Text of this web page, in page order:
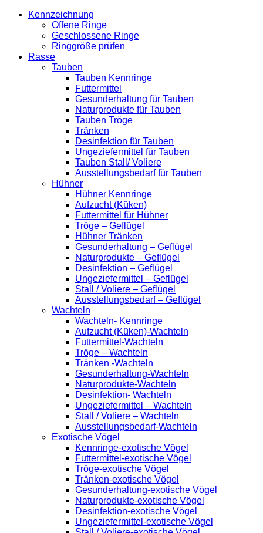
Kennzeichnung
Offene Ringe
Geschlossene Ringe
Ringgröße prüfen
Rasse
Tauben
Tauben Kennringe
Futtermittel
Gesunderhaltung für Tauben
Naturprodukte für Tauben
Tauben Tröge
Tränken
Desinfektion für Tauben
Ungeziefermittel für Tauben
Tauben Stall/ Voliere
Ausstellungsbedarf für Tauben
Hühner
Hühner Kennringe
Aufzucht (Küken)
Futtermittel für Hühner
Tröge – Geflügel
Hühner Tränken
Gesunderhaltung – Geflügel
Naturprodukte – Geflügel
Desinfektion – Geflügel
Ungeziefermittel – Geflügel
Stall / Voliere – Geflügel
Ausstellungsbedarf – Geflügel
Wachteln
Wachteln- Kennringe
Aufzucht (Küken)-Wachteln
Futtermittel-Wachteln
Tröge – Wachteln
Tränken -Wachteln
Gesunderhaltung-Wachteln
Naturprodukte-Wachteln
Desinfektion- Wachteln
Ungeziefermittel – Wachteln
Stall / Voliere – Wachteln
Ausstellungsbedarf-Wachteln
Exotische Vögel
Kennringe-exotische Vögel
Futtermittel-exotische Vögel
Tröge-exotische Vögel
Tränken-exotische Vögel
Gesunderhaltung-exotische Vögel
Naturprodukte-exotische Vögel
Desinfektion-exotische Vögel
Ungeziefermittel-exotische Vögel